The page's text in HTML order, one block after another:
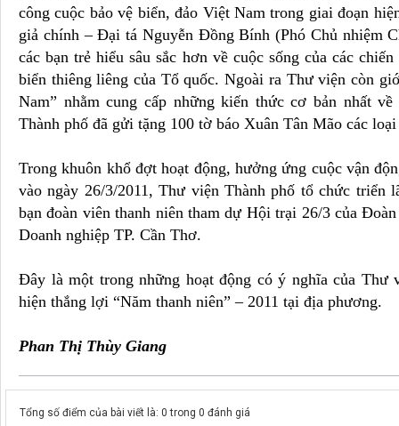
công cuộc bảo vệ biển, đảo Việt Nam trong giai đoạn
giả chính – Đại tá Nguyễn Đồng Bính (Phó Chủ nhiệm
các bạn trẻ hiểu sâu sắc hơn về cuộc sống của các
biển thiêng liêng của Tổ quốc. Ngoài ra Thư viện còn
Nam” nhằm cung cấp những kiến thức cơ bản nhất
Thành phố đã gửi tặng 100 tờ báo Xuân Tân Mão các
Trong khuôn khổ đợt hoạt động, hưởng ứng cuộc vận
vào ngày 26/3/2011, Thư viện Thành phố tổ chức triển
bạn đoàn viên thanh niên tham dự Hội trại 26/3 của
Doanh nghiệp TP. Cần Thơ.
Đây là một trong những hoạt động có ý nghĩa của Thư
hiện thắng lợi “Năm thanh niên” – 2011 tại địa phương.
Phan Thị Thùy Giang
Tổng số điểm của bài viết là: 0 trong 0 đánh giá